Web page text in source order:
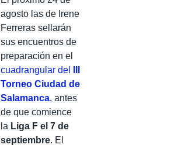
agosto las de Irene
Ferreras sellarán
sus encuentros de
preparación en el
cuadrangular del
Torneo Ciudad de
Salamanca, antes
de que comience
la Liga F el 7 de
septiembre. El